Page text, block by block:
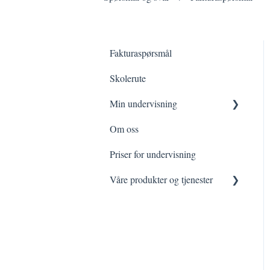
Fakturaspørsmål
Skolerute
Min undervisning
Min prøvetid
Mine faste timer
Om oss
Priser for undervisning
Våre produkter og tjenester